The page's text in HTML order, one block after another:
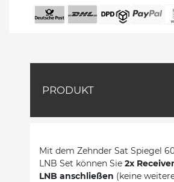
PRODUKT
Mit dem Zehnder Sat Spiegel
LNB Set können Sie 2x
LNB anschließen (keine